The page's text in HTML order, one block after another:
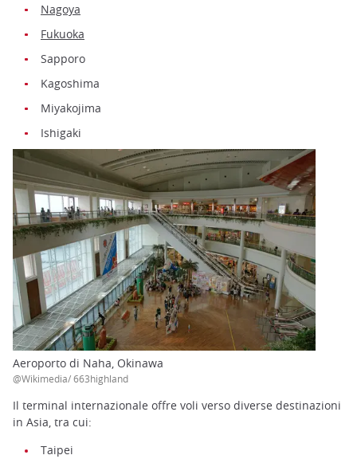
Nagoya
Fukuoka
Sapporo
Kagoshima
Miyakojima
Ishigaki
Aeroporto di Naha, Okinawa
@Wikimedia/ 663highland
Il terminal internazionale offre voli verso diverse destinazioni
in Asia, tra cui:
Taipei